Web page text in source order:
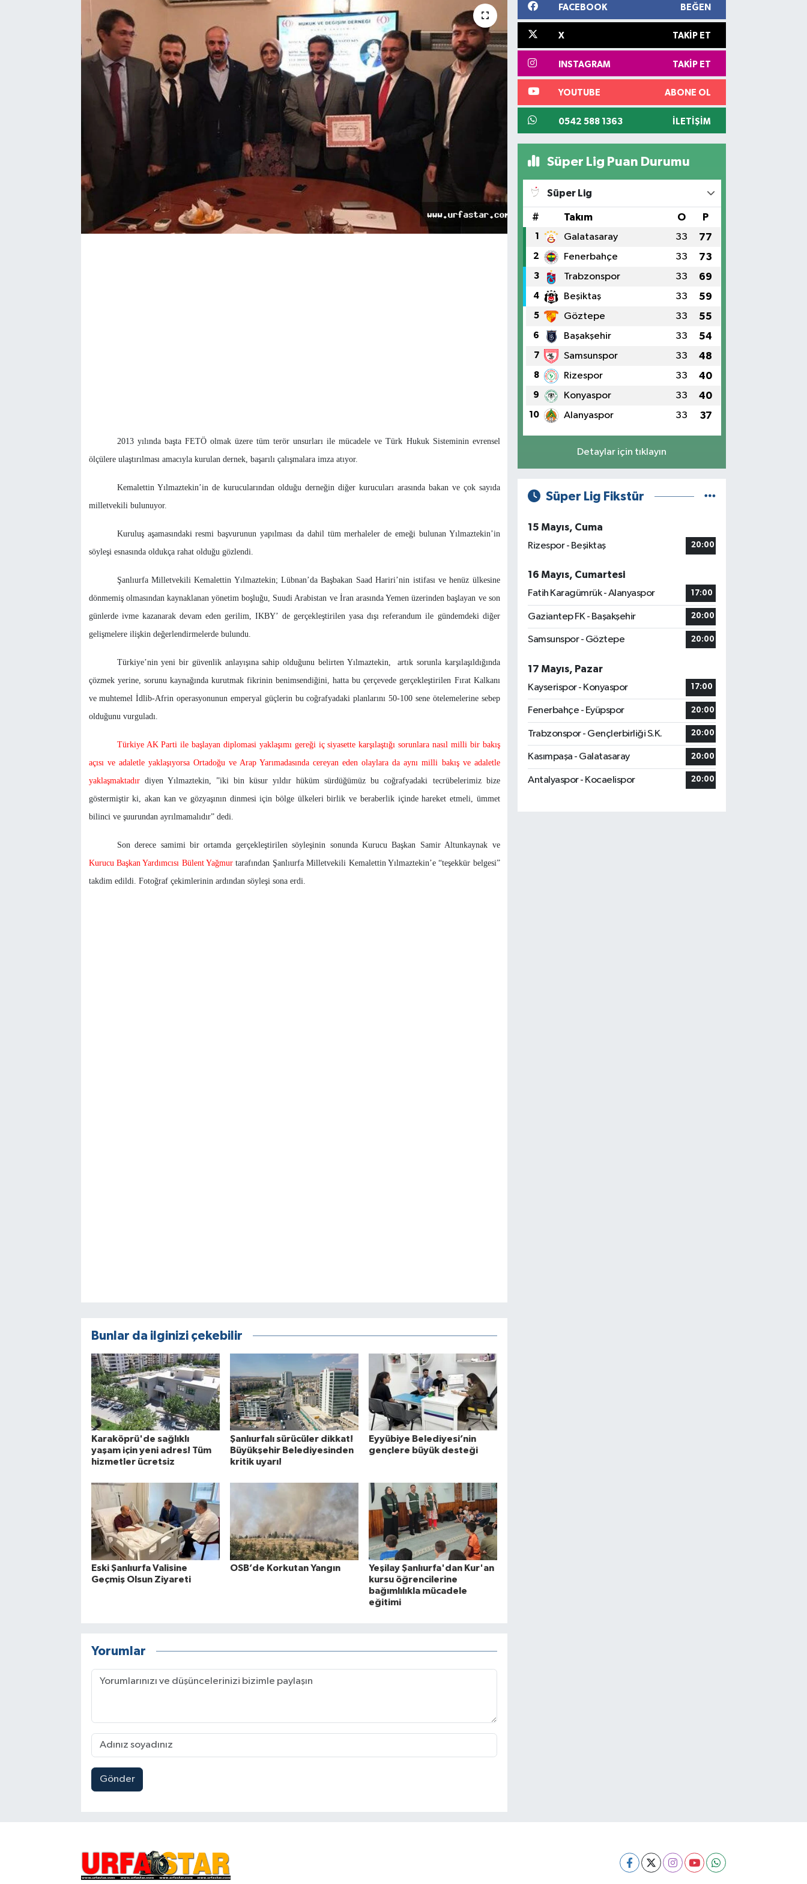
2013 yılında başta FETÖ olmak üzere tüm terör unsurları ile mücadele ve Türk Hukuk Sisteminin evrensel
ölçülere ulaştırılması amacıyla kurulan dernek, başarılı çalışmalara imza atıyor.
Kemalettin Yılmaztekin’in de kurucularından olduğu derneğin diğer kurucuları arasında bakan ve çok sayıda
milletvekili bulunuyor.
Kuruluş aşamasındaki resmi başvurunun yapılması da dahil tüm merhaleler de emeği bulunan Yılmaztekin’in
söyleşi esnasında oldukça rahat olduğu gözlendi.
Şanlıurfa Milletvekili Kemalettin Yılmaztekin; Lübnan’da Başbakan Saad Hariri’nin istifası ve henüz ülkesine
dönmemiş olmasından kaynaklanan yönetim boşluğu, Suudi Arabistan ve İran arasında Yemen üzerinden başlayan ve son
günlerde ivme kazanarak devam eden gerilim, IKBY’ de gerçekleştirilen yasa dışı referandum ile gündemdeki diğer
gelişmelere ilişkin değerlendirmelerde bulundu.
Türkiye’nin yeni bir güvenlik anlayışına sahip olduğunu belirten Yılmaztekin, artık sorunla karşılaşıldığında
çözmek yerine, sorunu kaynağında kurutmak fikrinin benimsendiğini, hatta bu çerçevede gerçekleştirilen Fırat Kalkanı
ve muhtemel İdlib-Afrin operasyonunun emperyal güçlerin bu coğrafyadaki planlarını 50-100 sene ötelemelerine sebep
olduğunu vurguladı.
Türkiye AK Parti ile başlayan diplomasi yaklaşımı gereği iç siyasette karşılaştığı sorunlara nasıl milli bir bakış
açısı ve adaletle yaklaşıyorsa Ortadoğu ve Arap Yarımadasında cereyan eden olaylara da aynı milli bakış ve adaletle
yaklaşmaktadır diyen Yılmaztekin, ”iki bin küsur yıldır hüküm sürdüğümüz bu coğrafyadaki tecrübelerimiz bize
göstermiştir ki, akan kan ve gözyaşının dinmesi için bölge ülkeleri birlik ve beraberlik içinde hareket etmeli, ümmet
bilinci ve şuurundan ayrılmamalıdır” dedi.
Son derece samimi bir ortamda gerçekleştirilen söyleşinin sonunda Kurucu Başkan Samir Altunkaynak ve
Kurucu Başkan Yardımcısı Bülent Yağmur tarafından Şanlıurfa Milletvekili Kemalettin Yılmaztekin’e “teşekkür belgesi”
takdim edildi. Fotoğraf çekimlerinin ardından söyleşi sona erdi.
Bunlar da ilginizi çekebilir
Karaköprü'de sağlıklı
yaşam için yeni adres! Tüm
hizmetler ücretsiz
Şanlıurfalı sürücüler dikkat!
Büyükşehir Belediyesinden
kritik uyarı!
Eyyübiye Belediyesi’nin
gençlere büyük desteği
Eski Şanlıurfa Valisine
Geçmiş Olsun Ziyareti
OSB’de Korkutan Yangın
Yeşilay Şanlıurfa'dan Kur'an
kursu öğrencilerine
bağımlılıkla mücadele
eğitimi
Yorumlar
Gönder
FACEBOOK BEĞEN
X TAKIP ET
INSTAGRAM TAKIP ET
YOUTUBE ABONE OL
0542 588 1363 İLETIŞIM
Süper Lig Puan Durumu
Süper Lig
# Takım O P
1 Galatasaray 33 77
2 Fenerbahçe 33 73
3 Trabzonspor 33 69
4 Beşiktaş 33 59
5 Göztepe 33 55
6 Başakşehir 33 54
7 Samsunspor 33 48
8 Rizespor 33 40
9 Konyaspor 33 40
10 Alanyaspor 33 37
Detaylar için tıklayın
Süper Lig Fikstür
15 Mayıs, Cuma
Rizespor - Beşiktaş
20:00
16 Mayıs, Cumartesi
Fatih Karagümrük - Alanyaspor
17:00
Gaziantep FK - Başakşehir 20:00
Samsunspor - Göztepe 20:00
17 Mayıs, Pazar
Kayserispor - Konyaspor
17:00
Fenerbahçe - Eyüpspor 20:00
Trabzonspor - Gençlerbirliği S.K. 20:00
Kasımpaşa - Galatasaray 20:00
Antalyaspor - Kocaelispor 20:00